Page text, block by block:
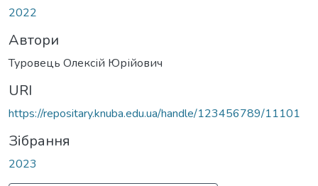
2022
Автори
Туровець Олексій Юрійович
URI
https://repositary.knuba.edu.ua/handle/123456789/11101
Зібрання
2023